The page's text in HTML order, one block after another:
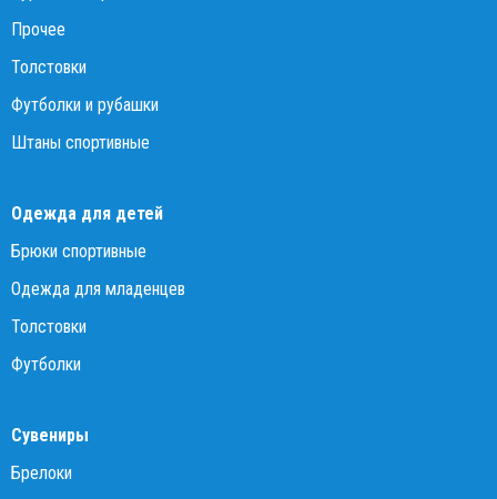
Прочее
Толстовки
Футболки и рубашки
Штаны спортивные
Одежда для детей
Брюки спортивные
Одежда для младенцев
Толстовки
Футболки
Сувениры
Брелоки